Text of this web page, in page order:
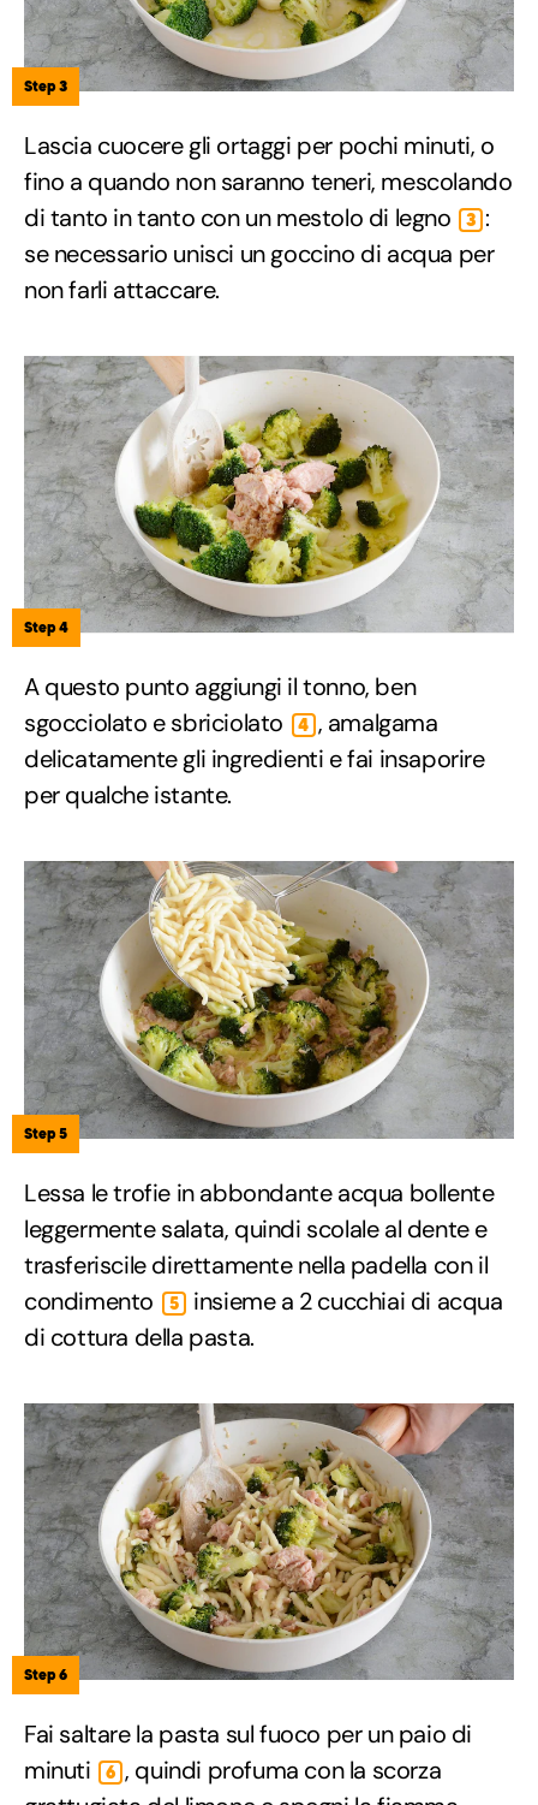
Step 3
Lascia cuocere gli ortaggi per pochi minuti, o
fino a quando non saranno teneri, mescolando
di tanto in tanto con un mestolo di legno
3 :
se necessario unisci un goccino di acqua per
non farli attaccare.
Step 4
A questo punto aggiungi il tonno, ben
sgocciolato e sbriciolato
4 , amalgama
delicatamente gli ingredienti e fai insaporire
per qualche istante.
Step 5
Lessa le trofie in abbondante acqua bollente
leggermente salata, quindi scolale al dente e
trasferiscile direttamente nella padella con il
condimento
5
insieme a 2 cucchiai di acqua
di cottura della pasta.
Step 6
Fai saltare la pasta sul fuoco per un paio di
minuti
6 , quindi profuma con la scorza